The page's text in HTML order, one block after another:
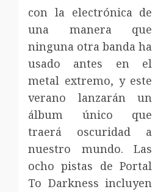
con la electrónica de
una manera que
ninguna otra banda ha
usado antes en el
metal extremo, y este
verano lanzarán un
álbum único que
traerá oscuridad a
nuestro mundo. Las
ocho pistas de Portal
To Darkness incluyen